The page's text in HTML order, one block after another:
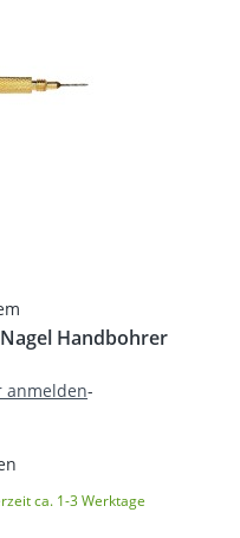
Handbohrer
anmelden-
ca. 1-3 Werktage